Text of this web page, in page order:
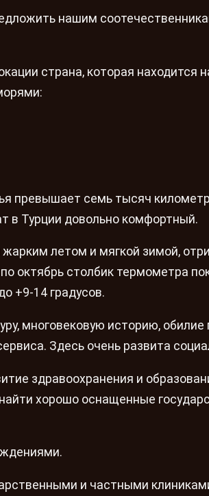
нашим
страна, которая находится
превышает семь тысяч
в Турции довольно комфортный.
летом и мягкой зимой,
октябрь столбик термометра
+9-14 градусов.
многовековую историю,
Здесь очень развита
здравоохранения и
хорошо оснащенные
и частными